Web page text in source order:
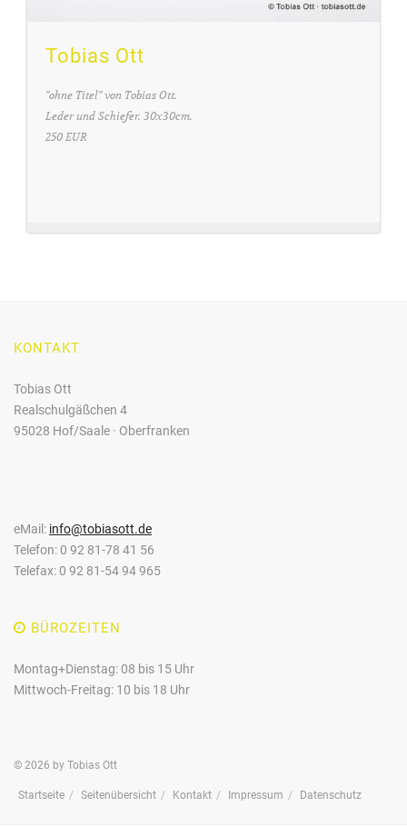
Tobias Ott
"ohne Titel" von Tobias Ott.
Leder und Schiefer. 30x30cm.
250 EUR
KONTAKT
Tobias Ott
Realschulgäßchen 4
95028 Hof/Saale · Oberfranken
eMail: info@tobiasott.de
Telefon: 0 92 81-78 41 56
Telefax: 0 92 81-54 94 965
BÜROZEITEN
Montag+Dienstag: 08 bis 15 Uhr
Mittwoch-Freitag: 10 bis 18 Uhr
© 2026 by Tobias Ott
Startseite Seitenübersicht Kontakt Impressum Datenschutz